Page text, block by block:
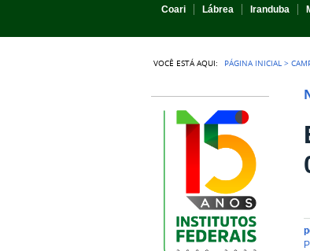
Coari
Lábrea Iranduba
VOCÊ ESTÁ AQUI: PÁGINA INICIAL >